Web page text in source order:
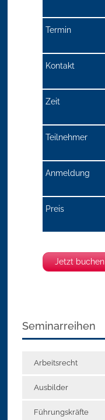
Seminarreihen
Arbeitsrecht
Ausbilder
Führungskräfte
Termin
Kontakt
Zeit
Teilnehmer
Anmeldung
Preis
Jetzt buchen